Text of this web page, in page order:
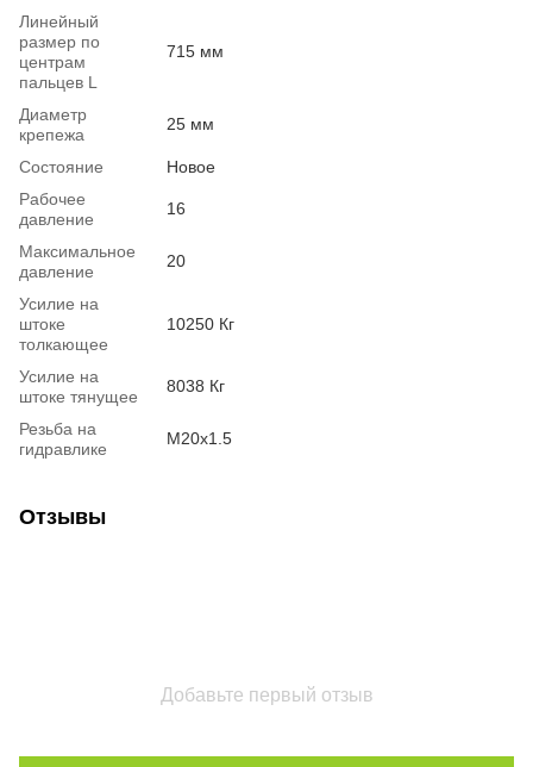
Линейный
размер по
центрам
пальцев L
715 мм
Диаметр
крепежа
25 мм
Состояние
Новое
Рабочее
давление
16
Максимальное
давление
20
Усилие на
штоке
толкающее
10250 Кг
Усилие на
штоке тянущее
8038 Кг
Резьба на
гидравлике
М20х1.5
Отзывы
Добавьте первый отзыв